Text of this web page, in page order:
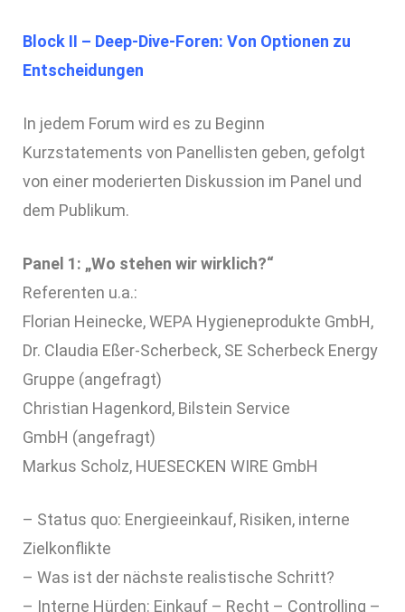
Block II – Deep-Dive-Foren: Von Optionen zu
Entscheidungen
In jedem Forum wird es zu Beginn
Kurzstatements von Panellisten geben, gefolgt
von einer moderierten Diskussion im Panel und
dem Publikum.
Panel 1: „Wo stehen wir wirklich?“
Referenten u.a.:
Florian Heinecke, WEPA Hygieneprodukte GmbH,
Dr. Claudia Eßer-Scherbeck, SE Scherbeck Energy
Gruppe (angefragt)
Christian Hagenkord, Bilstein Service
GmbH (angefragt)
Markus Scholz, HUESECKEN WIRE GmbH
– Status quo: Energieeinkauf, Risiken, interne
Zielkonflikte
– Was ist der nächste realistische Schritt?
– Interne Hürden: Einkauf – Recht – Controlling –